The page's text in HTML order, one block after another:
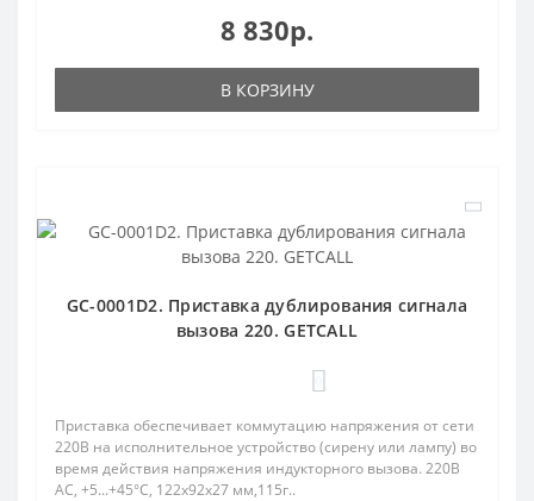
8 830р.
В КОРЗИНУ
GC-0001D2. Приставка дублирования сигнала
вызова 220. GETCALL
Приставка обеспечивает коммутацию напряжения от сети
220В на исполнительное устройство (сирену или лампу) во
время действия напряжения индукторного вызова. 220В
АC, +5...+45°C, 122х92х27 мм,115г..